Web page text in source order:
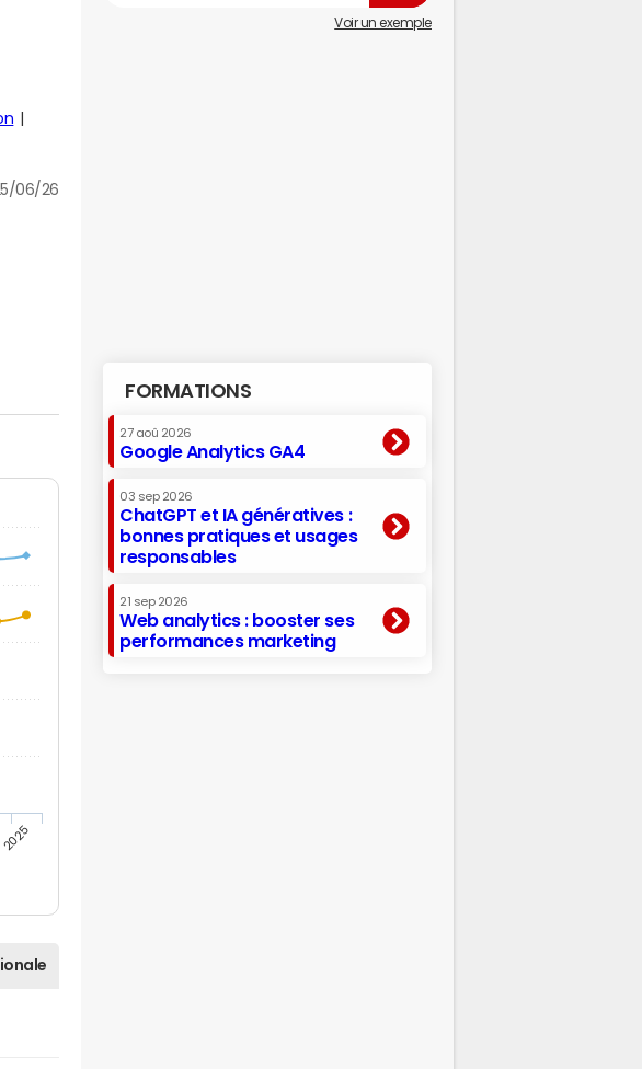
06/26
2025
Voir un exemple
FORMATIONS
27 aoû 2026
Google Analytics GA4
03 sep 2026
ChatGPT et IA génératives :
bonnes pratiques et usages
responsables
21 sep 2026
Web analytics : booster ses
performances marketing